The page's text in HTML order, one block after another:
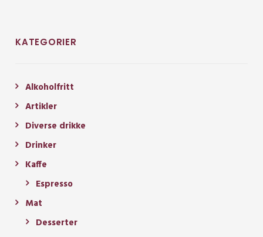
KATEGORIER
Alkoholfritt
Artikler
Diverse drikke
Drinker
Kaffe
Espresso
Mat
Desserter